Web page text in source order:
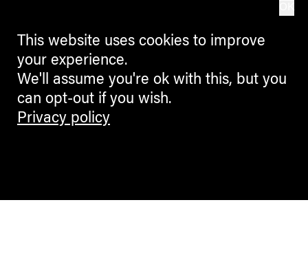
This website uses cookies to improve
your experience.
We'll assume you're ok with this, but you
can opt-out if you wish.
Privacy policy